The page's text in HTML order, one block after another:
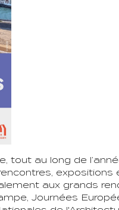
tout au long de
aux grands
Journées